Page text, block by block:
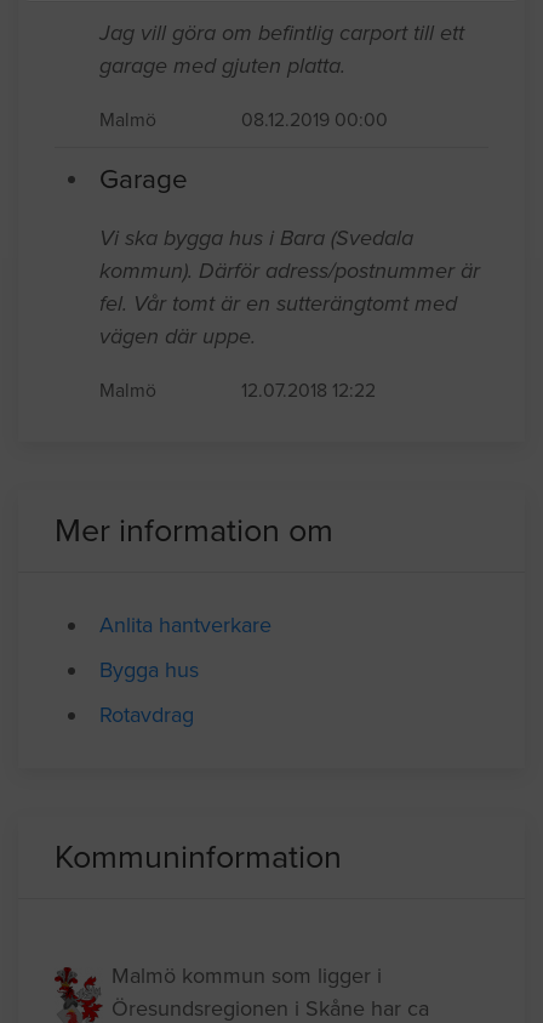
Garage
Jag vill göra om befintlig carport till ett
garage med gjuten platta.
Garage
Vi ska bygga hus i Bara (Svedala
fel. Vår tomt är en sutterängtomt med
Mer information om
Anlita hantverkare
Kommuninformation